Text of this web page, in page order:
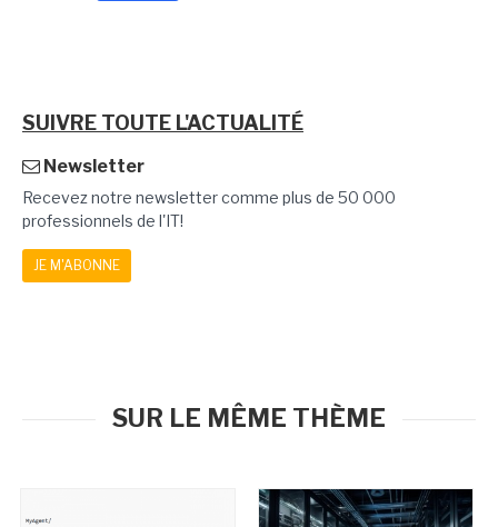
SUIVRE TOUTE L'ACTUALITÉ
Newsletter
Recevez notre newsletter comme plus de 50 000
professionnels de l'IT!
JE M'ABONNE
SUR LE MÊME THÈME